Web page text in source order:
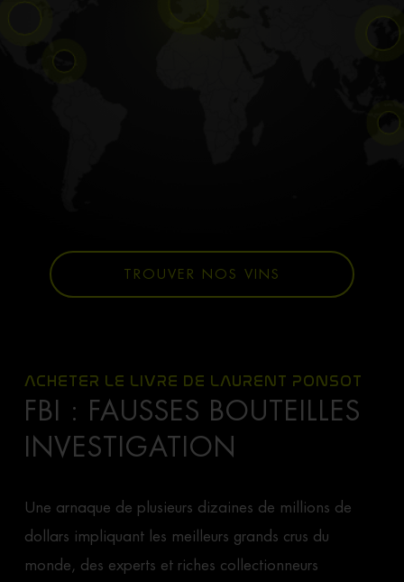
TROUVER NOS VINS
ACHETER LE LIVRE DE LAURENT PONSOT
FBI : FAUSSES BOUTEILLES
INVESTIGATION
Une arnaque de plusieurs dizaines de millions de
dollars impliquant les meilleurs grands crus du
monde, des experts et riches collectionneurs